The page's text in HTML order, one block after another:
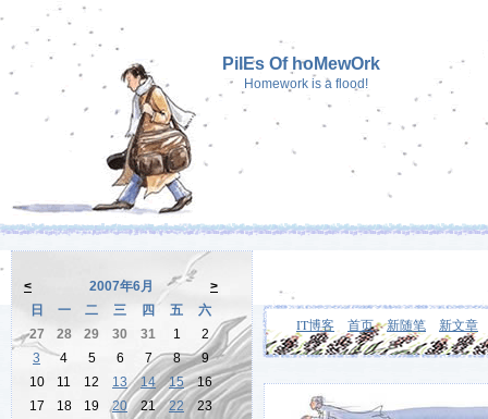
PilEs Of hoMewOrk
Homework is a flood!
IT博客 首页 新随笔 新文章
< 2007年6月
>
日
一 二 三 四 五
六
27
28 29 30 31 1
2
3
4 5 6 7 8
9
10
11 12 13 14 15
16
17
18 19 20 21 22
23